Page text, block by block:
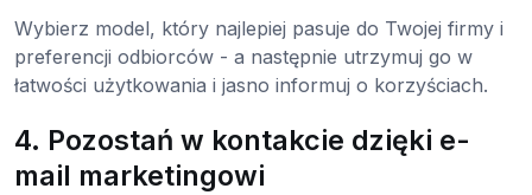
Wybierz model, który najlepiej pasuje do Twojej firmy i
preferencji odbiorców - a następnie utrzymuj go w
łatwości użytkowania i jasno informuj o korzyściach.
4. Pozostań w kontakcie dzięki e-
mail marketingowi